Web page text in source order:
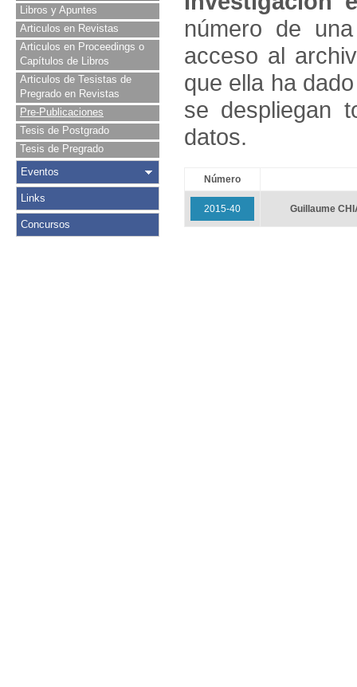
Libros y Apuntes
Articulos en Revistas
Articulos en Proceedings o
Capítulos de Libros
Articulos de Tesistas de
Pregrado en Revistas
Pre-Publicaciones
Tesis de Postgrado
Tesis de Pregrado
Eventos
Links
Concursos
número de
acceso al
que ella ha
se despliegan
datos.
Número
2015-40 Guillaume